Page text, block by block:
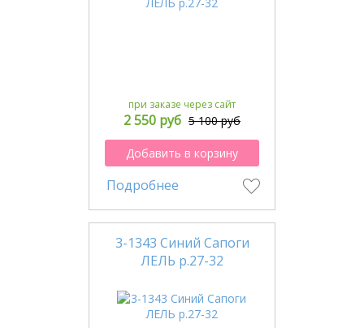
при заказе через сайт
2 550 руб 5 100 руб
Добавить в корзину
Подробнее
3-1343 Синий Сапоги
ЛЕЛЬ р.27-32